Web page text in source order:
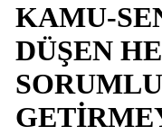
KAMU-
DÜŞEN